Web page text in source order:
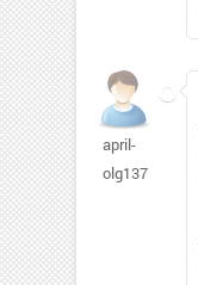
april-
olg137